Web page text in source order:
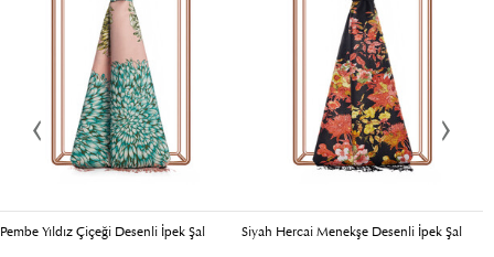
Yıldız Çiçeği Desenli İpek Şal Siyah Hercai Menekşe Desenli İpek Şal